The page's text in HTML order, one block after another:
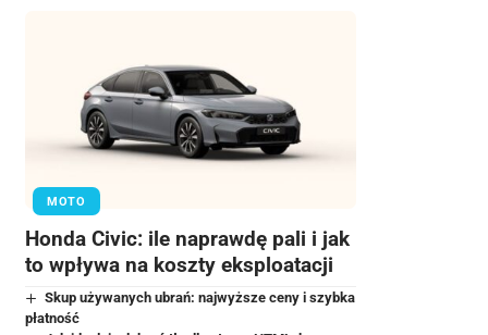
MOTO
Honda Civic: ile naprawdę pali i jak
to wpływa na koszty eksploatacji
Skup używanych ubrań: najwyższe ceny i szybka
płatność